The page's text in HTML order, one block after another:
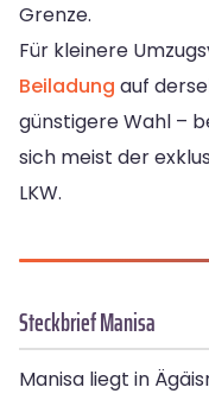
Grenze.
Für kleinere
Beiladung auf
günstigere Wahl –
sich meist der
LKW.
Steckbrief Manisa
Manisa liegt in